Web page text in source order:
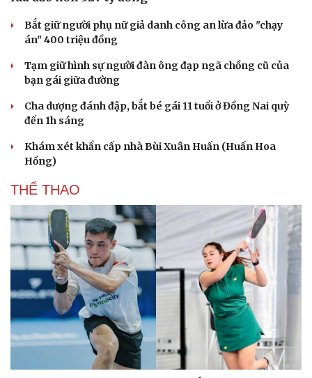
Bắt giữ người phụ nữ giả danh công an lừa đảo "chạy
án" 400 triệu đồng
Tạm giữ hình sự người đàn ông đạp ngã chồng cũ của
bạn gái giữa đường
Cha dượng đánh đập, bắt bé gái 11 tuổi ở Đồng Nai quỳ
đến 1h sáng
Khám xét khẩn cấp nhà Bùi Xuân Huấn (Huấn Hoa
Hồng)
THỂ THAO